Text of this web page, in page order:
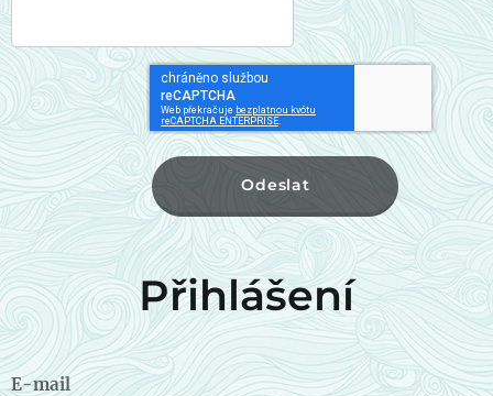
Odeslat
Přihlášení
E-mail